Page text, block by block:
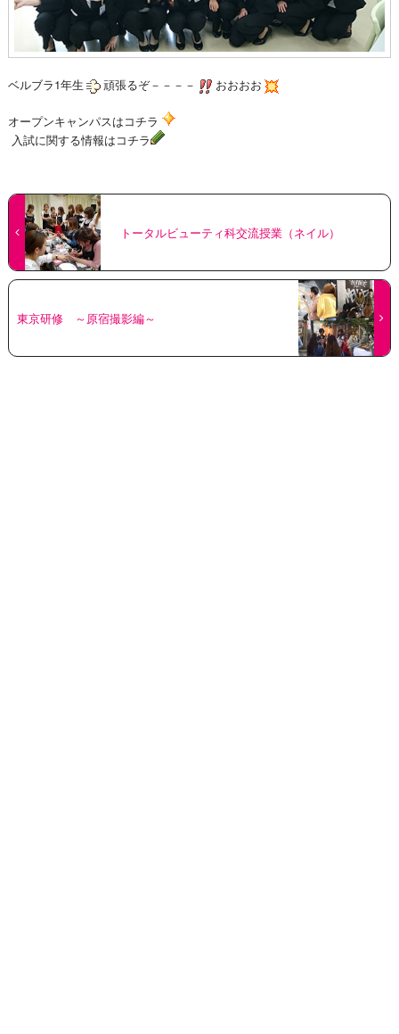
ベルブラ1年生 頑張るぞ－－－－ おおおお
オープンキャンパスはコチラ
入試に関する情報はコチラ
トータルビューティ科交流授業（ネイル）
東京研修 ～原宿撮影編～